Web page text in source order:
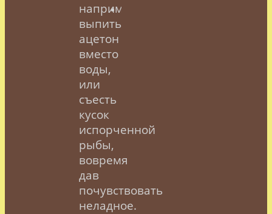
например,
выпить
ацетон
вместо
воды,
или
съесть
кусок
испорченной
рыбы,
вовремя
дав
почувствовать
неладное.